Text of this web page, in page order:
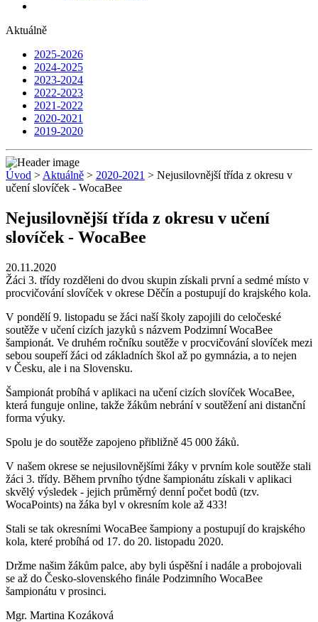
Aktuálně
2025-2026
2024-2025
2023-2024
2022-2023
2021-2022
2020-2021
2019-2020
Úvod > Aktuálně > 2020-2021 > Nejusilovnější třída z okresu v
učení slovíček - WocaBee
Nejusilovnější třída z okresu v učení
slovíček - WocaBee
20.11.2020
Žáci 3. třídy rozděleni do dvou skupin získali první a sedmé místo v
procvičování slovíček v okrese Děčín a postupují do krajského kola.
V pondělí 9. listopadu se žáci naší školy zapojili do celočeské
soutěže v učení cizích jazyků s názvem Podzimní WocaBee
šampionát. Ve druhém ročníku soutěže v procvičování slovíček mezi
sebou soupeří žáci od základních škol až po gymnázia, a to nejen
v Česku, ale i na Slovensku.
Šampionát probíhá v aplikaci na učení cizích slovíček WocaBee,
která funguje online, takže žákům nebrání v soutěžení ani distanční
forma výuky.
Spolu je do soutěže zapojeno přibližně 45 000 žáků.
V našem okrese se nejusilovnějšími žáky v prvním kole soutěže stali
žáci 3. třídy. Během prvního týdne šampionátu získali v aplikaci
skvělý výsledek - jejich průměrný denní počet bodů (tzv.
WocaPoints) na žáka byl v okresním kole až 433!
Stali se tak okresními WocaBee šampiony a postupují do krajského
kola, které probíhá od 17. do 20. listopadu 2020.
Držme našim žákům palce, aby byli úspěšní i nadále a probojovali
se až do Česko-slovenského finále Podzimního WocaBee
šampionátu v prosinci.
Mgr. Martina Kozáková